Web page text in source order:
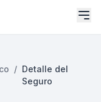
/ Detalle del
Seguro